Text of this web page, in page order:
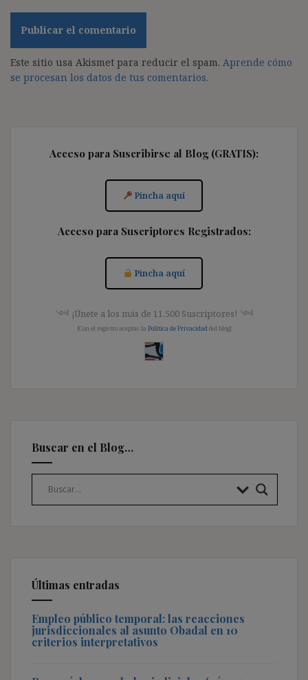
Este sitio usa Akismet para reducir el spam. Aprende cómo
se procesan los datos de tus comentarios.
Acceso para Suscribirse al Blog (GRATIS):
Pincha aquí
Acceso para Suscriptores Registrados:
Pincha aquí
༺ ¡Únete a los más de 11.500 Suscriptores! ༺
[Con el registro aceptas la Política de Privacidad del blog]
Buscar en el Blog…
Últimas entradas
Empleo público temporal: las reacciones
jurisdiccionales al asunto Obadal en 10
criterios interpretativos